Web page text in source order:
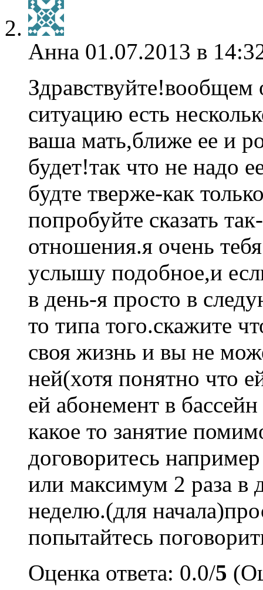
Анна 01.07.2013 в
ситуацию есть
ваша мать,ближе ее и
будет!так что не надо
будте тверже-как
попробуйте сказать
отношения.я очень
услышу подобное,и
в день-я просто в
то типа того.скажите
своя жизнь и вы не
ней(хотя понятно что
ей абонемент в
какое то занятие
договоритесь
или максимум 2 раза в
неделю.(для
попытайтесь
Оценка ответа: 0.0/5